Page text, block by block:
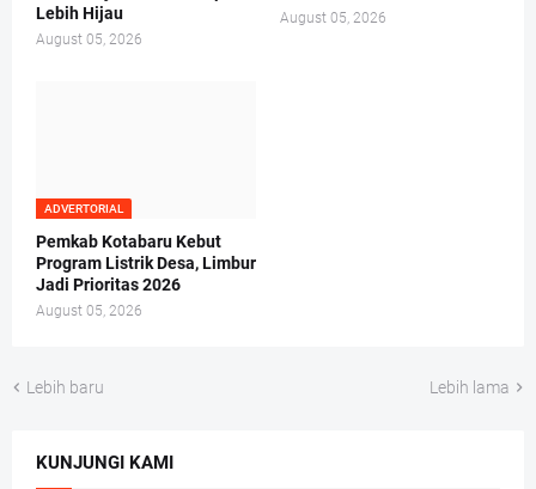
Lebih Hijau
August 05, 2026
August 05, 2026
ADVERTORIAL
Pemkab Kotabaru Kebut
Program Listrik Desa, Limbur
Jadi Prioritas 2026
August 05, 2026
Lebih baru Lebih lama
KUNJUNGI KAMI